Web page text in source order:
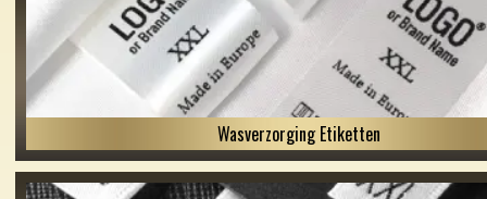
Wasverzorging Etiketten